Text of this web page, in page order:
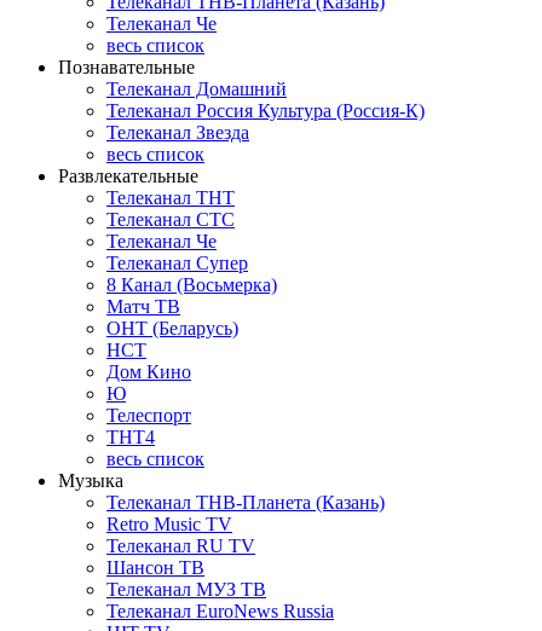
Телеканал Че
весь список
Познавательные
Телеканал Домашний
Телеканал Россия Культура (Россия-К)
Телеканал Звезда
весь список
Развлекательные
Телеканал ТНТ
Телеканал СТС
Телеканал Че
Телеканал Супер
8 Канал (Восьмерка)
Матч ТВ
ОНТ (Беларусь)
НСТ
Дом Кино
Ю
Телеспорт
ТНТ4
весь список
Музыка
Телеканал ТНВ-Планета (Казань)
Retro Music TV
Телеканал RU TV
Шансон ТВ
Телеканал МУЗ ТВ
Телеканал EuroNews Russia